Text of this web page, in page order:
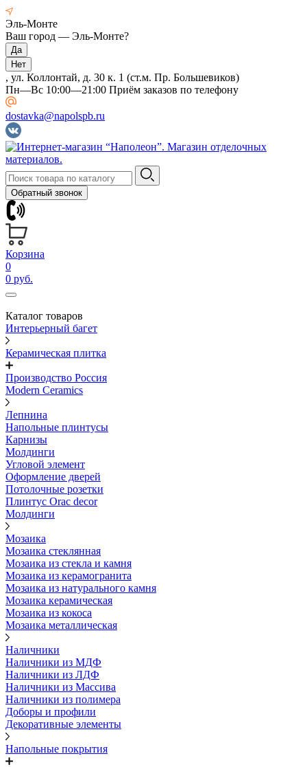
Эль-Монте
Ваш город — Эль-Монте?
, ул. Коллонтай, д. 30 к. 1 (ст.м. Пр. Большевиков)
Пн—Вс 10:00—21:00 Приём заказов по телефону
dostavka@napolspb.ru
Обратный звонок
Корзина
0
0 руб.
Каталог товаров
Интерьерный багет
Керамическая плитка
Производство Россия
Modern Ceramics
Лепнина
Напольные плинтусы
Карнизы
Молдинги
Угловой элемент
Оформление дверей
Потолочные розетки
Плинтус Orac decor
Молдинги
Мозаика
Мозаика стеклянная
Мозаика из стекла и камня
Мозаика из керамогранита
Мозаика из натурального камня
Мозаика керамическая
Мозаика из кокоса
Мозаика металлическая
Наличники
Наличники из МДФ
Наличники из ЛДФ
Наличники из Массива
Наличники из полимера
Доборы и профили
Декоративные элементы
Напольные покрытия